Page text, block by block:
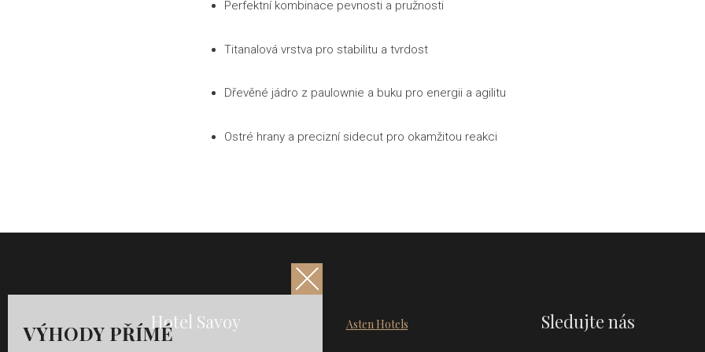
Perfektní kombinace pevnosti a pružnosti
Titanalová vrstva pro stabilitu a tvrdost
Dřevěné jádro z paulownie a buku pro energii a agilitu
Ostré hrany a precizní sidecut pro okamžitou reakci
VÝHODY PŘÍMÉHotel Savoy Asten Hotels Sledujte nás